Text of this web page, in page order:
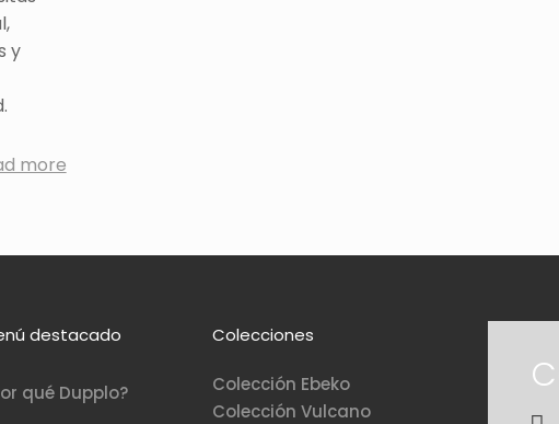
y
more
destacado
qué Dupplo?​
Colecciones
Colección Ebeko
Colección Vulcano